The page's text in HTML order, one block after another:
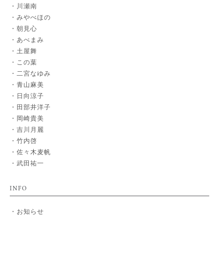
川瀬南
みやべほの
朝見心
あべまみ
土屋舞
この葉
二宮なゆみ
青山麻美
日向涼子
田部井洋子
岡崎貴美
吉川月麗
竹内啓
佐々木麦帆
武田祐一
INFO
お知らせ